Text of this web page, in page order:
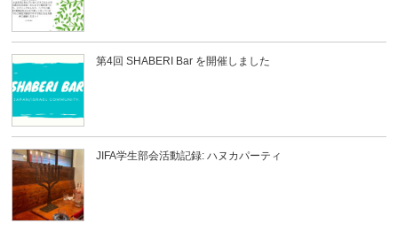
第4回 SHABERI Bar を開催しました
JIFA学生部会活動記録: ハヌカパーティ